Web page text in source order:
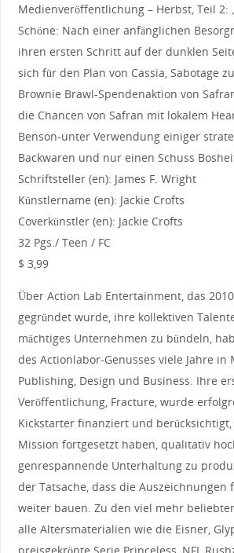
Medienveröffentlichung – Herbst, Teil 2:
Schöne: Nach einer anfänglichen
ihren ersten Schritt auf der dunklen
sich für den Plan von Cassia, Sabotage
Brownie Brawl-Spendenaktion von
die Chancen von Safran mit lokalem
Benson-unter Verwendung einiger
Backwaren und nur einen Schuss
Schriftsteller (en): James F. Wright
Künstlername (en): Jackie Crofts
Coverkünstler (en): Jackie Crofts
32 Pgs./ Teen / FC
$ 3,99
Über Action Lab Entertainment, das
gegründet wurde, ihre kollektiven
mächtiges Unternehmen zu bündeln,
des Actionlabor-Genusses viele Jahre in
Publishing, Design und Business. Ihre
Veröffentlichung, Fracture, wurde
Kickstarter finanziert und
Mission fortgesetzt haben, qualitativ
genrespannende Unterhaltung zu
der Tatsache, dass die Auszeichnungen
weiter bauen. Zu den viel mehr
alle Altersmaterialien wie die Eisner,